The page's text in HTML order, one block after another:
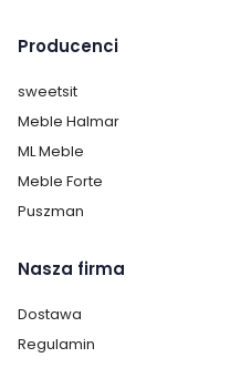
Producenci
sweetsit
Meble Halmar
ML Meble
Meble Forte
Puszman
Nasza firma
Dostawa
Regulamin